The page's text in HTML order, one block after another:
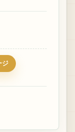
ジ